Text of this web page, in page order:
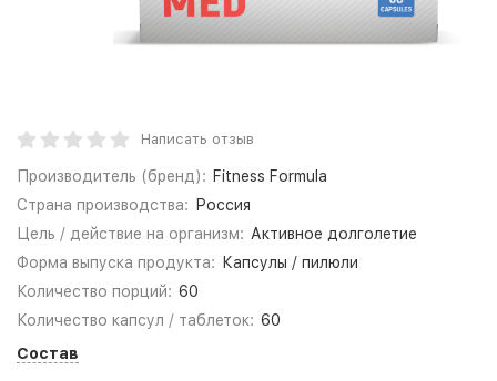
Написать отзыв
Производитель (бренд): Fitness Formula
Страна производства:
Россия
Цель / действие на организм: Активное долголетие
Форма выпуска продукта:
Капсулы / пилюли
Количество порций: 60
Количество капсул / таблеток: 60
Состав